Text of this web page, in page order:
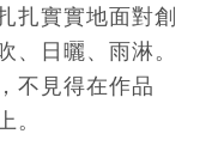
扎實實地面對創
、日曬、雨淋。
不見得在作品
。